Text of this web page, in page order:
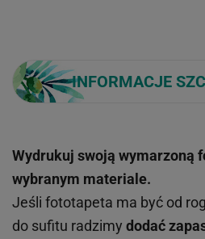
INFORMACJE
Wydrukuj swoją wymarzoną
wybranym materiale.
Jeśli fototapeta ma być od
do sufitu radzimy dodać